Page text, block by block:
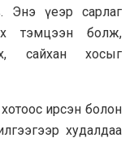
Энэ үеэр сарлаг
тэмцээн болж,
сайхан хосыг
ирсэн болон
худалдаа